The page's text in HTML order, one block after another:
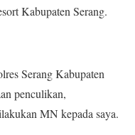
Kabupaten Serang.
Serang Kabupaten
penculikan,
MN kepada saya.